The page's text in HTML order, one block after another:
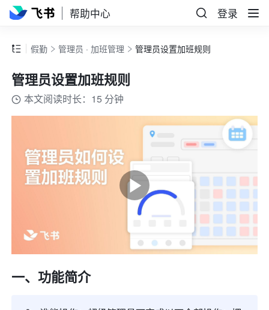
帮助中心 登录
假勤 管理员 · 加班管理 管理员设置加班规则
管理员设置加班规则
本文阅读时长：15 分钟
一、功能简介